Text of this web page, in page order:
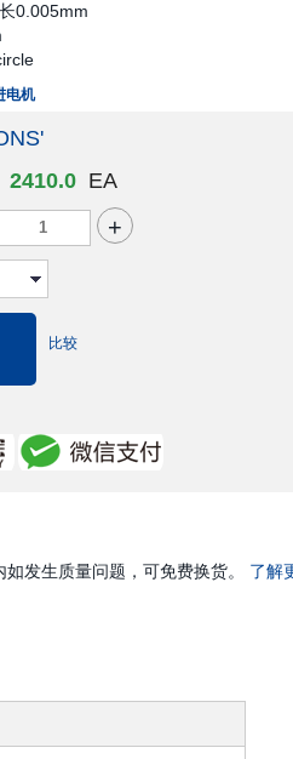
0.005mm
电机
2410.0 EA
+
比较
发生质量问题，可免费换货。 了解